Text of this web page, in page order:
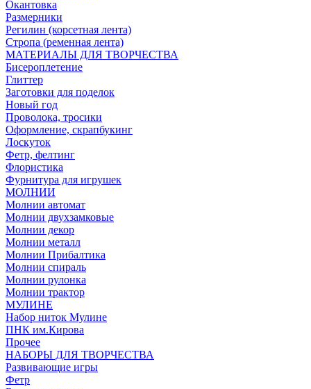
Окантовка
Размерники
Регилин (корсетная лента)
Стропа (ременная лента)
МАТЕРИАЛЫ ДЛЯ ТВОРЧЕСТВА
Бисероплетение
Глиттер
Заготовки для поделок
Новый год
Проволока, тросики
Оформление, скрапбукинг
Лоскуток
Фетр, фелтинг
Флористика
Фурнитура для игрушек
МОЛНИИ
Молнии автомат
Молнии двухзамковые
Молнии декор
Молнии металл
Молнии Прибалтика
Молнии спираль
Молнии рулонка
Молнии трактор
МУЛИНЕ
Набор ниток Мулине
ПНК им.Кирова
Прочее
НАБОРЫ ДЛЯ ТВОРЧЕСТВА
Развивающие игры
Фетр